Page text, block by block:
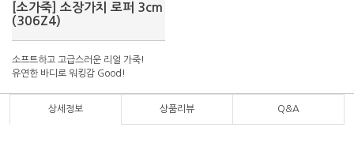
[소가죽] 소장가치 로퍼 3cm
(306Z4)
소프트하고 고급스러운 리얼 가죽!
유연한 바디로 워킹감 Good!
상세정보 상품리뷰 Q&A